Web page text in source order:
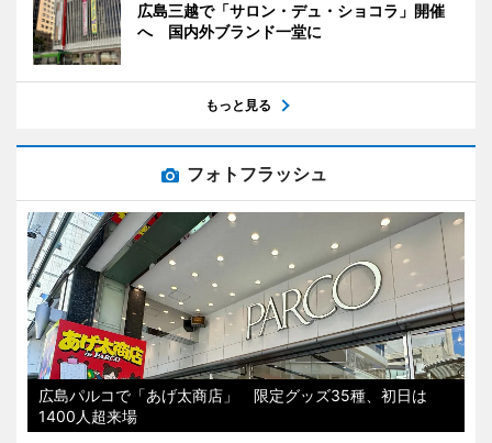
広島三越で「サロン・デュ・ショコラ」開催
へ 国内外ブランド一堂に
もっと見る
フォトフラッシュ
広島パルコで「あげ太商店」 限定グッズ35種、初日は
1400人超来場